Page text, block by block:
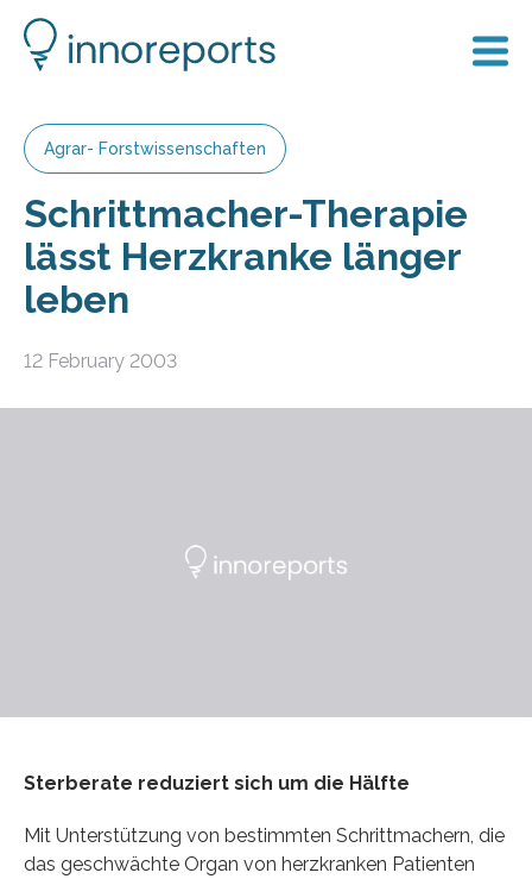
Agrar- Forstwissenschaften
Schrittmacher-Therapie
lässt Herzkranke länger
leben
12 February 2003
Sterberate reduziert sich um die Hälfte
Mit Unterstützung von bestimmten Schrittmachern, die
das geschwächte Organ von herzkranken Patienten